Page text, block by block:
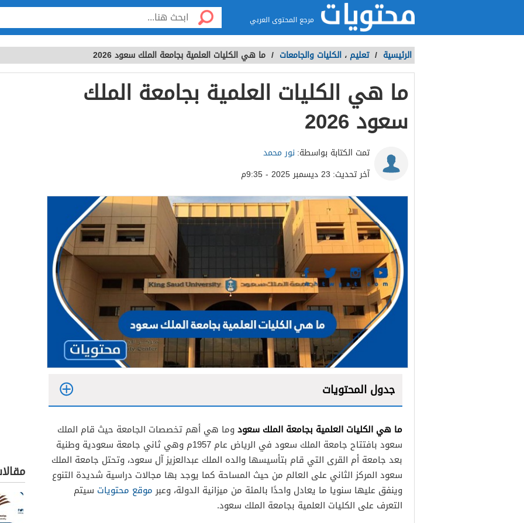
مرجع المحتوى العربي
الرئيسية / تعليم ، الكليات والجامعات / ما هي الكليات العلمية بجامعة الملك سعود 2026
ما هي الكليات العلمية بجامعة الملك
سعود 2026
تمت الكتابة بواسطة: نور محمد
آخر تحديث: 23 ديسمبر 2025 - 9:35م
جدول المحتويات
ما هي الكليات العلمية بجامعة الملك سعودوما هي أهم تخصصات الجامعة حيث قام الملك
سعود بافتتاح جامعة الملك سعود في الرياض عام 1957م وهي ثاني جامعة سعودية وطنية
بعد جامعة أم القرى التي قام بتأسيسها والده الملك عبدالعزيز آل سعود، وتحتل جامعة الملك
سعود المركز الثاني على العالم من حيث المساحة كما يوجد بها مجالات دراسية شديدة التنوع
وينفق عليها سنويا ما يعادل واحدًا بالمئة من ميزانية الدولة، وعبرموقع محتويات سيتم
التعرف على الكليات العلمية بجامعة الملك سعود.